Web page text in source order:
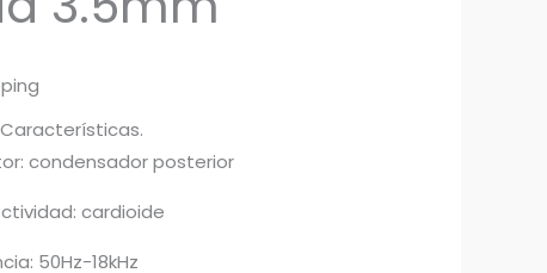
Características.
condensador posterior
cardioide
50Hz-18kHz